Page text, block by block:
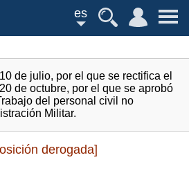
es
de julio, por el que se rectifica el
de octubre, por el que se aprobó
del personal civil no
Militar.
derogada]